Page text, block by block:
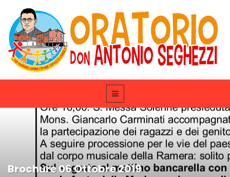
Brochure 06 Ottobre 2019